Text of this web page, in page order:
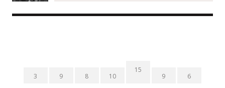
3
9
8
10
15
9
6